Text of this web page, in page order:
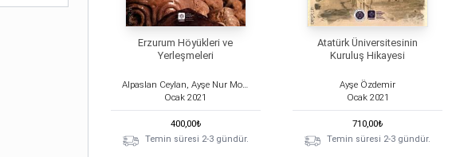
Erzurum Höyükleri ve
Yerleşmeleri
Alpaslan Ceylan, Ayşe Nur Morkoç, Gökhan Kalmış
Ocak 2021
400,00₺
Temin süresi 2-3 gündür.
Atatürk Üniversitesinin
Kuruluş Hikayesi
Ayşe Özdemir
Ocak 2021
710,00₺
Temin süresi 2-3 gündür.